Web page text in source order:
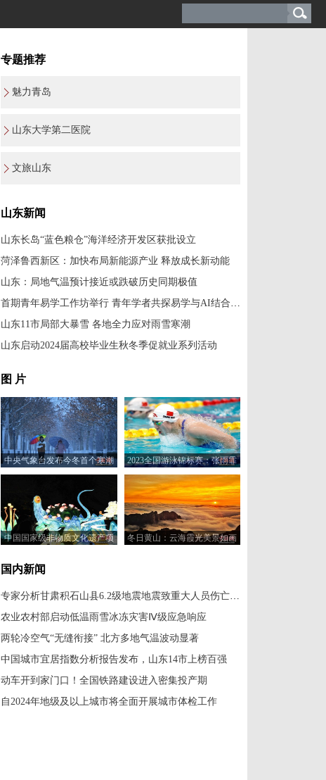
专题推荐
魅力青岛
山东大学第二医院
文旅山东
山东新闻
山东长岛“蓝色粮仓”海洋经济开发区获批设立
菏泽鲁西新区：加快布局新能源产业 释放成长新动能
山东：局地气温预计接近或跌破历史同期极值
首期青年易学工作坊举行 青年学者共探易学与AI结合方向
山东11市局部大暴雪 各地全力应对雨雪寒潮
山东启动2024届高校毕业生秋冬季促就业系列活动
图 片
中央气象台发布今冬首个寒潮
橙色预警
2023全国游泳锦标赛：张雨霏
获女子200米蝶泳亚军
中国国家级非物质文化遗产项
冬日黄山：云海霞光美景如画
国内新闻
专家分析甘肃积石山县6.2级地震地震致重大人员伤亡原因
农业农村部启动低温雨雪冰冻灾害Ⅳ级应急响应
两轮冷空气“无缝衔接” 北方多地气温波动显著
中国城市宜居指数分析报告发布，山东14市上榜百强
动车开到家门口！全国铁路建设进入密集投产期
自2024年地级及以上城市将全面开展城市体检工作